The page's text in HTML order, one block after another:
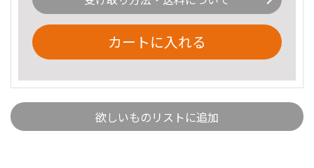
カートに入れる
欲しいものリストに追加